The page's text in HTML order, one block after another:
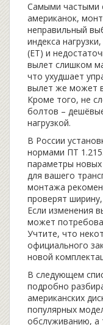
Самыми частыми
американок,
неправильный
индекса
(ET) и
вылет слишком
что ухудшает
вылет же может
Кроме того, не
болтов –
нагрузкой.
В России
нормами ПТ
параметры
для вашего
монтажа
проверят
Если изменения
может
Учтите, что
официального
новой
В следующем
подробно
американских
популярных
обслуживанию, а